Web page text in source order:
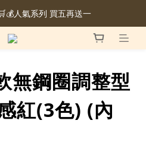
人氣系列 買五再送一
鋼圈調整型
紅(3色) (內